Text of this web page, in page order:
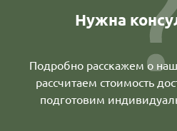
Нужна
Подробно расскажем о
рассчитаем стоимость
подготовим